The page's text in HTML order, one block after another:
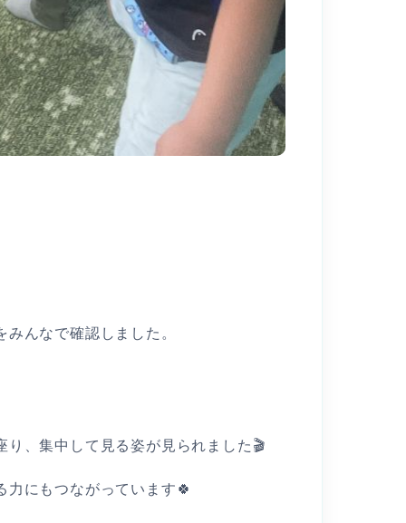
んなで確認しました。
、集中して見る姿が見られました🎬
にもつながっています🍀